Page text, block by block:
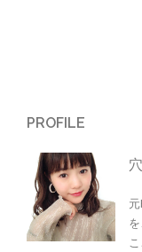
PROFILE